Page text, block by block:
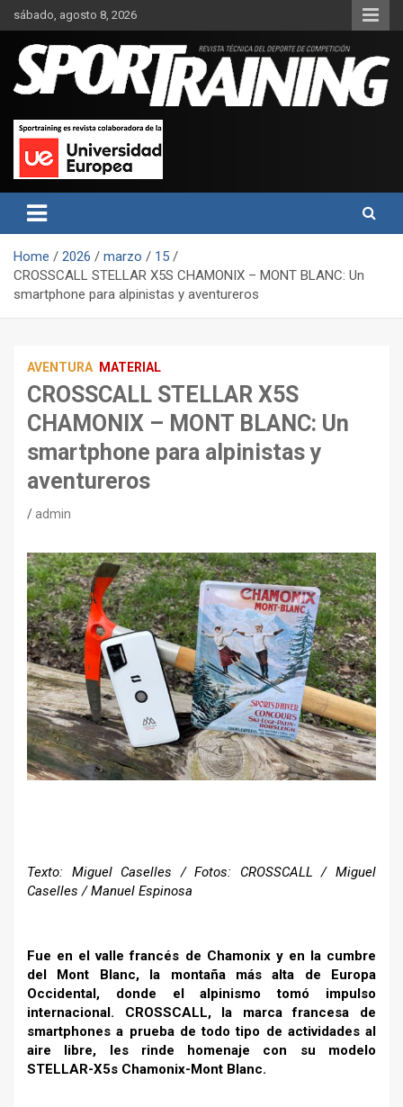
Skip
to
content
sábado, agosto 8, 2026
Revista técnica del deporte
Sport Training
rendimiento, nutrición y entrenamiento.
Home 2026 marzo
15
CROSSCALL STELLAR X5S CHAMONIX – MONT BLANC: Un
smartphone para alpinistas y aventureros
AVENTURA MATERIAL
CROSSCALL STELLAR X5S
CHAMONIX – MONT BLANC: Un
smartphone para alpinistas y
aventureros
admin
Texto: Miguel Caselles / Fotos: CROSSCALL / Miguel
Caselles / Manuel Espinosa
Fue en el valle francés de Chamonix y en la cumbre
del Mont Blanc, la montaña más alta de Europa
Occidental, donde el alpinismo tomó impulso
internacional. CROSSCALL, la marca francesa de
smartphones a prueba de todo tipo de actividades al
aire libre, les rinde homenaje con su modelo
STELLAR-X5s Chamonix-Mont Blanc.